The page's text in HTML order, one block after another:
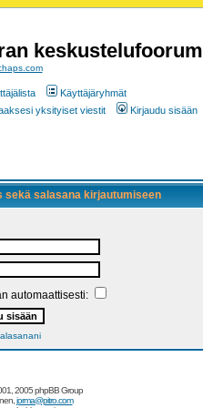
Käyttäjäryhmät
yksityiset viestit Kirjaudu sisään
sekä salasana kirjautumiseen
automaattisesti:
2005 phpBB Group
jorma@pitro.com